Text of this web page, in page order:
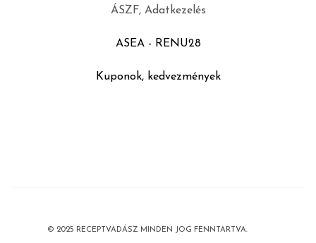
ÁSZF, Adatkezelés
ASEA - RENU28
Kuponok, kedvezmények
© 2025 RECEPTVADÁSZ MINDEN JOG FENNTARTVA.